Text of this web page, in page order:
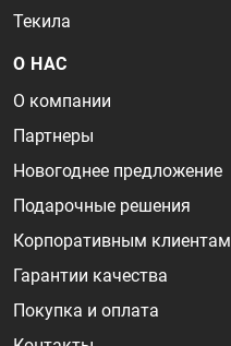
Текила
О НАС
О компании
Партнеры
Новогоднее предложение
Подарочные решения
Корпоративным клиентам
Гарантии качества
Покупка и оплата